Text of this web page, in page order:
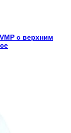
с верхним